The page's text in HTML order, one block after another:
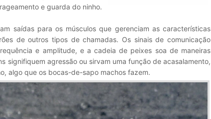
e guarda do ninho.
saídas para os músculos que gerenciam as características
de outros tipos de chamadas. Os sinais de comunicação
e amplitude, e a cadeia de peixes soa de maneiras
signifiquem agressão ou sirvam uma função de acasalamento,
algo que os bocas-de-sapo machos fazem.